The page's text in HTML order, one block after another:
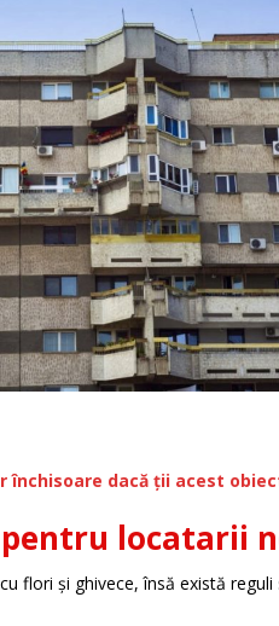
închisoare dacă ții acest
locatarii
cu flori și ghivece, însă există